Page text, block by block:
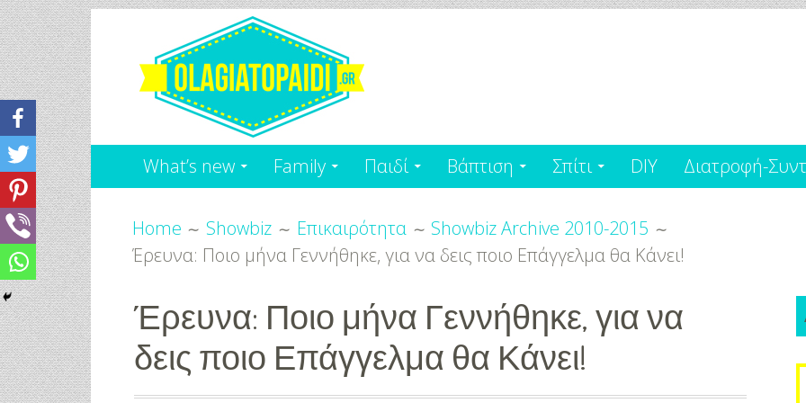
Skip
to
content
Olagiatopaidi.gr
Όλα
Για
το
Παιδί
-
What’s new Family Παιδί Βάπτιση Σπίτι DIY Διατροφή-
Breadcrumbs
Home Showbiz Επικαιρότητα
Showbiz Archive 2010-2015
Έρευνα: Ποιο μήνα Γεννήθηκε, για να δεις ποιο Επάγγελμα θα Κάνει!
Έρευνα: Ποιο μήνα Γεννήθηκε, για να
δεις ποιο Επάγγελμα θα Κάνει!